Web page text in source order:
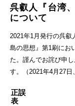
呉叡人『台湾
について
2021年1月発行の呉叡
島の思想』第1刷にお
た。謹んでお詫び申
す。（2021年4月27日
正誤
表